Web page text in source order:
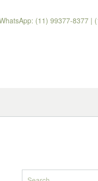
(11) 99377-8377 |